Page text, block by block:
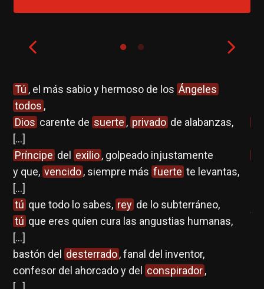
Tú , el más sabio y hermoso de los Ángeles
todos ,
Dios carente de suerte , privado de alabanzas,
[...]
Príncipe del exilio, golpeado injustamente
y que, vencido, siempre más fuerte te levantas,
[...]
tú que todo lo sabes, rey de lo subterráneo,
tú que eres quien cura las angustias humanas,
[...]
bastón del
desterrado, fanal del inventor,
confesor del ahorcado y del
conspirador,